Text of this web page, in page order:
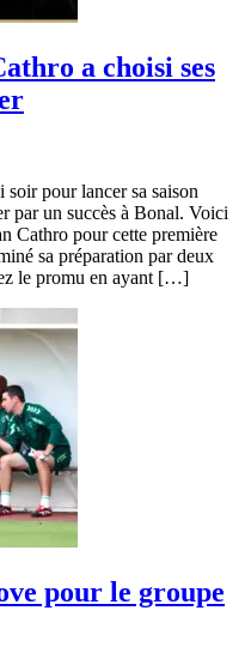
a choisi ses
soir pour lancer sa saison
par un succès à Bonal. Voici
Cathro pour cette première
sa préparation par deux
le promu en ayant […]
pour le groupe